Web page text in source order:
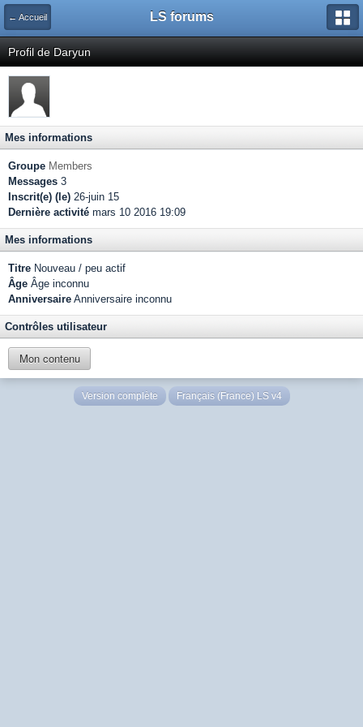
← Accueil LS forums
Profil de Daryun
Mes informations
Groupe Members
Messages 3
Inscrit(e) (le) 26-juin 15
Dernière activité mars 10 2016 19:09
Mes informations
Titre Nouveau / peu actif
Âge Âge inconnu
Anniversaire Anniversaire inconnu
Contrôles utilisateur
Mon contenu
Version complète Français (France) LS v4